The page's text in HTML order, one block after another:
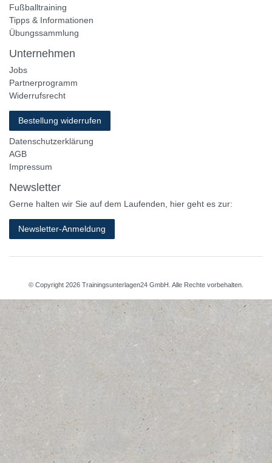
Fußballtraining
Tipps & Informationen
Übungssammlung
Unternehmen
Jobs
Partnerprogramm
Widerrufsrecht
Bestellung widerrufen
Datenschutzerklärung
AGB
Impressum
Newsletter
Gerne halten wir Sie auf dem Laufenden, hier geht es zur:
Newsletter-Anmeldung
© Copyright 2026 Trainingsunterlagen24 GmbH. Alle Rechte vorbehalten.